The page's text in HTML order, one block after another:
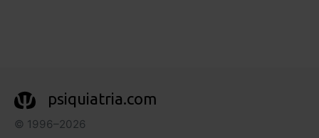
psiquiatria.com
© 1996–2026